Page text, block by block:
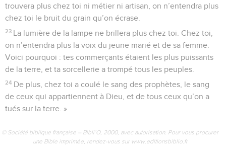
trouvera plus chez toi ni métier ni artisan, on n’entendra plus
chez toi le bruit du grain qu’on écrase.
23 La lumière de la lampe ne brillera plus chez toi. Chez toi,
on n’entendra plus la voix du jeune marié et de sa femme.
Voici pourquoi : tes commerçants étaient les plus puissants
de la terre, et ta sorcellerie a trompé tous les peuples.
24 De plus, chez toi a coulé le sang des prophètes, le sang
de ceux qui appartiennent à Dieu, et de tous ceux qu’on a
tués sur la terre. »
© Société biblique française – Bibli’O, 2000, avec autorisation. Pour vous procurer
une Bible imprimée, rendez-vous sur www.editionsbiblio.fr